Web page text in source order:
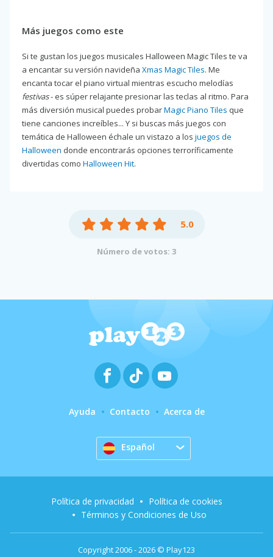
Más juegos como este
Si te gustan los juegos musicales Halloween Magic Tiles te va
a encantar su versión navideña Xmas Magic Tiles. Me
encanta tocar el piano virtual mientras escucho melodías
festivas- es súper relajante presionar las teclas al ritmo. Para
más diversión musical puedes probarMagic Piano Tiles que
tiene canciones increíbles... Y si buscas más juegos con
temática de Halloween échale un vistazo a los juegos de
Halloween donde encontrarás opciones terroríficamente
divertidas como Halloween Hit.
5.0
Número de votos: 3
Ayuda Contacto Acerca de
Español
Copyright 2006 - 2026 © Play123
Política de privacidad
Política de cookies
Términos y Condiciones de Uso